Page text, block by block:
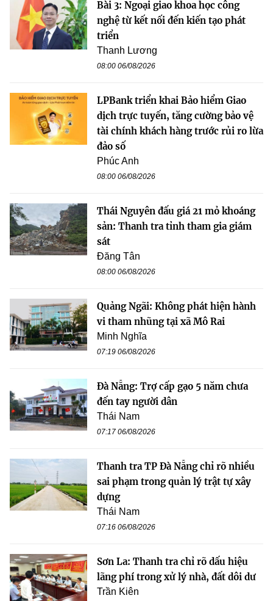
Bài 3: Ngoại giao khoa học công
nghệ từ kết nối đến kiến tạo phát
triển
Thanh Lương
08:00 06/08/2026
LPBank triển khai Bảo hiểm Giao
dịch trực tuyến, tăng cường bảo vệ
tài chính khách hàng trước rủi ro lừa
đảo số
Phúc Anh
08:00 06/08/2026
Thái Nguyên đấu giá 21 mỏ khoáng
sản: Thanh tra tỉnh tham gia giám
sát
Đăng Tân
08:00 06/08/2026
Quảng Ngãi: Không phát hiện hành
vi tham nhũng tại xã Mô Rai
Minh Nghĩa
07:19 06/08/2026
Đà Nẵng: Trợ cấp gạo 5 năm chưa
đến tay người dân
Thái Nam
07:17 06/08/2026
Thanh tra TP Đà Nẵng chỉ rõ nhiều
sai phạm trong quản lý trật tự xây
dựng
Thái Nam
07:16 06/08/2026
Sơn La: Thanh tra chỉ rõ dấu hiệu
lãng phí trong xử lý nhà, đất dôi dư
Trần Kiên